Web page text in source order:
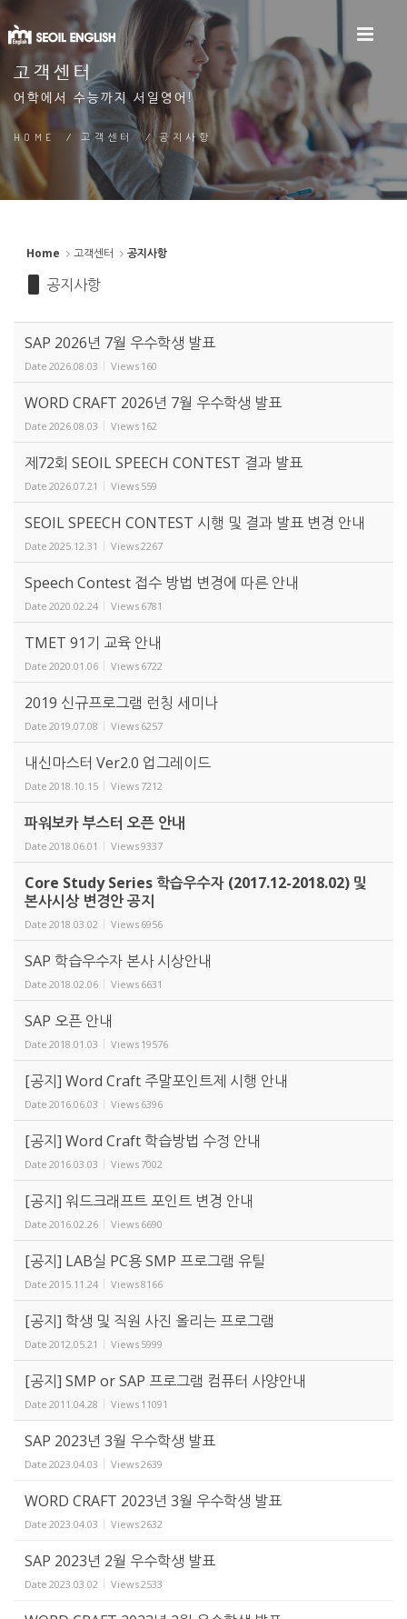
고객센터
어학에서 수능까지 서일영어!
HOME /고객센터 /공지사항
Home 고객센터 공지사항
공지사항
SAP 2026년 7월 우수학생 발표
Date 2026.08.03 Views 160
WORD CRAFT 2026년 7월 우수학생 발표
Date 2026.08.03 Views 162
제72회 SEOIL SPEECH CONTEST 결과 발표
Date 2026.07.21 Views 559
SEOIL SPEECH CONTEST 시행 및 결과 발표 변경 안내
Date 2025.12.31 Views2267
Speech Contest 접수 방법 변경에 따른 안내
Date 2020.02.24 Views 6781
TMET 91기 교육 안내
Date 2020.01.06 Views 6722
2019 신규프로그램 런칭 세미나
Date 2019.07.08 Views 6257
내신마스터 Ver2.0 업그레이드
Date 2018.10.15 Views 7212
파워보카 부스터 오픈 안내
Date 2018.06.01 Views9337
Core Study Series 학습우수자 (2017.12-2018.02) 및
본사시상 변경안 공지
Date 2018.03.02 Views 6956
SAP 학습우수자 본사 시상안내
Date 2018.02.06 Views 6631
SAP 오픈 안내
Date 2018.01.03 Views 19576
[공지] Word Craft 주말포인트제 시행 안내
Date 2016.06.03 Views 6396
[공지] Word Craft 학습방법 수정 안내
Date 2016.03.03 Views 7002
[공지] 워드크래프트 포인트 변경 안내
Date 2016.02.26 Views 6690
[공지] LAB실 PC용 SMP 프로그램 유틸
Date 2015.11.24 Views8166
[공지] 학생 및 직원 사진 올리는 프로그램
Date 2012.05.21 Views 5999
[공지] SMP or SAP 프로그램 컴퓨터 사양안내
Date 2011.04.28 Views 11091
SAP 2023년 3월 우수학생 발표
Date 2023.04.03 Views2639
WORD CRAFT 2023년 3월 우수학생 발표
Date 2023.04.03 Views2632
SAP 2023년 2월 우수학생 발표
Date 2023.03.02 Views2533
Sketchbook5, 스케치북5